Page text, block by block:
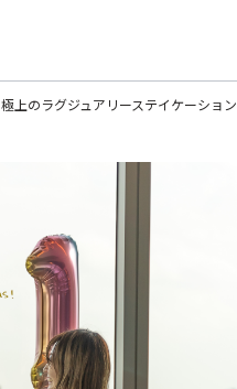
極上のラグジュアリーステイケーション